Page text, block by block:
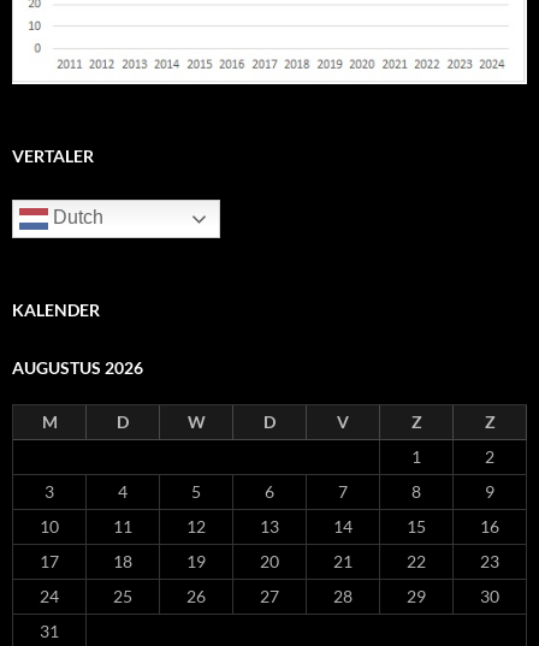
VERTALER
Dutch
KALENDER
AUGUSTUS 2026
M D W D V Z
Z
1
2
3
4 5 6 7 8
9
10
11 12 13 14 15
16
17
18 19 20 21 22
23
24
25 26 27 28 29
30
31